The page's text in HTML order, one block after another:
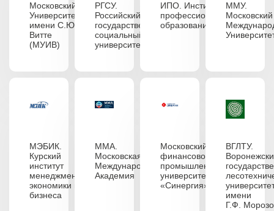
Московский
Университет
имени С.Ю.
Витте
(МУИВ)
РГСУ.
Российский
государственный
социальный
университет
ИПО. Институт
профессионального
образования
ММУ.
Московский
МЭБИК.
Курский
институт
менеджмента,
экономики и
бизнеса
ММА.
Московская
Международная
Академия
Московский
финансово-
промышленный
университет
«Синергия»
ВГЛТУ.
имени
Г.Ф.